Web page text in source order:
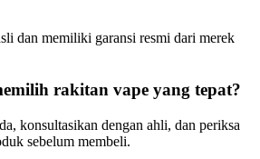
dan memiliki garansi resmi dari merek
rakitan vape yang tepat?
konsultasikan dengan ahli, dan periksa
sebelum membeli.